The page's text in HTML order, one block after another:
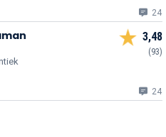
24
3,48
(93)
24